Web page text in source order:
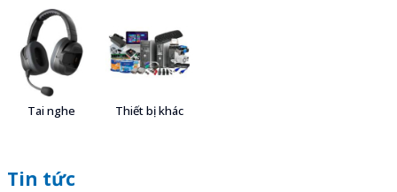
Tai nghe Thiết bị khác
Tin tức